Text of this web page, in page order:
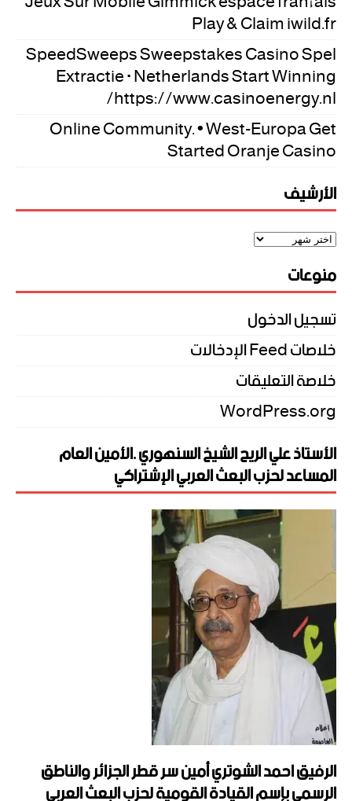
Play & Claim iwild.fr
SpeedSweeps Sweepstakes Casino Spel
Extractie · Netherlands Start Winning
https://www.casinoenergy.nl/
Online Community. • West-Europa Get
Started Oranje Casino
الأرشيف
منوعات
تسجيل الدخول
خلاصات Feed الإدخالات
خلاصة التعليقات
WordPress.org
الأستاذ علي الريح الشيخ السنهوري .الأمين العام
المساعد لحزب البعث العربي الإشتراكي
الرفيق احمد الشوتري أمين سر قطر الجزائر والناطق